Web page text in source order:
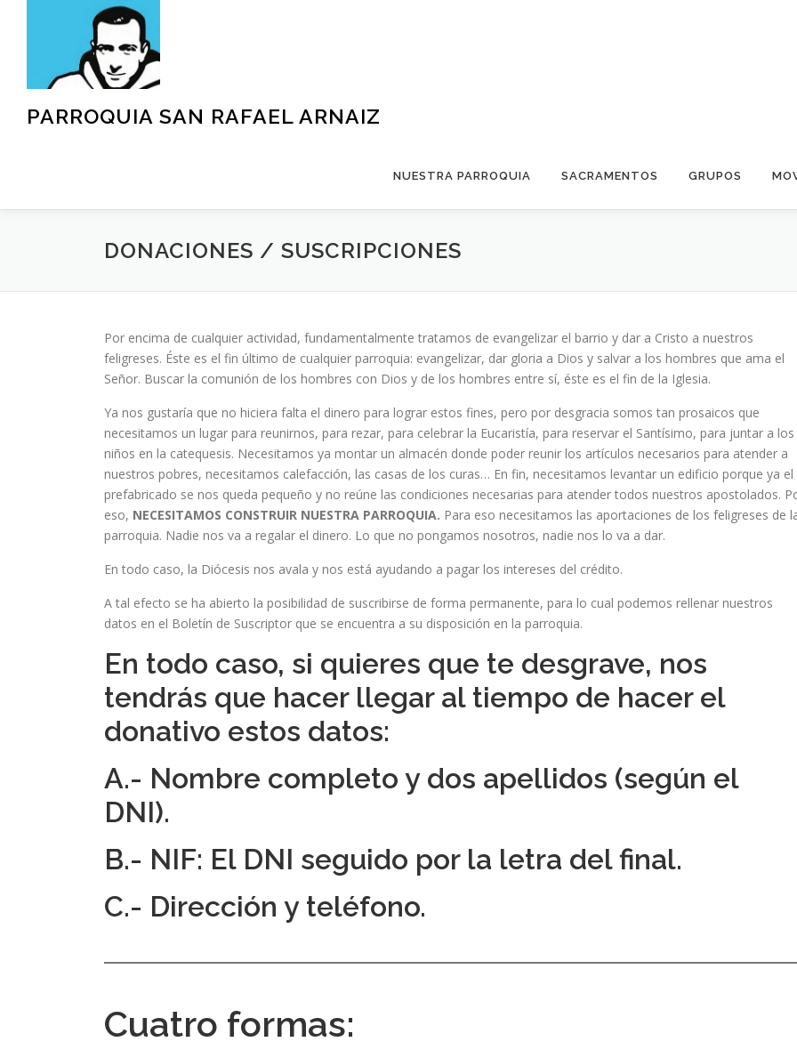
PARROQUIA SAN RAFAEL ARNAIZ
NUESTRA PARROQUIA SACRAMENTOS GRUPOS
DONACIONES / SUSCRIPCIONES
Por encima de cualquier actividad, fundamentalmente tratamos de evangelizar el barrio y dar a Cristo a nuestros
feligreses. Éste es el fin último de cualquier parroquia: evangelizar, dar gloria a Dios y salvar a los hombres que ama el
Señor. Buscar la comunión de los hombres con Dios y de los hombres entre sí, éste es el fin de la Iglesia.
Ya nos gustaría que no hiciera falta el dinero para lograr estos fines, pero por desgracia somos tan prosaicos que
necesitamos un lugar para reunirnos, para rezar, para celebrar la Eucaristía, para reservar el Santísimo, para juntar a los
niños en la catequesis. Necesitamos ya montar un almacén donde poder reunir los artículos necesarios para atender a
nuestros pobres, necesitamos calefacción, las casas de los curas… En fin, necesitamos levantar un edificio porque ya el
prefabricado se nos queda pequeño y no reúne las condiciones necesarias para atender todos nuestros apostolados.
eso, NECESITAMOS CONSTRUIR NUESTRA PARROQUIA. Para eso necesitamos las aportaciones de los feligreses de
parroquia. Nadie nos va a regalar el dinero. Lo que no pongamos nosotros, nadie nos lo va a dar.
En todo caso, la Diócesis nos avala y nos está ayudando a pagar los intereses del crédito.
A tal efecto se ha abierto la posibilidad de suscribirse de forma permanente, para lo cual podemos rellenar nuestros
datos en el Boletín de Suscriptor que se encuentra a su disposición en la parroquia.
En todo caso, si quieres que te desgrave, nos
tendrás que hacer llegar al tiempo de hacer el
donativo estos datos:
A.- Nombre completo y dos apellidos (según el
DNI).
B.- NIF: El DNI seguido por la letra del final.
C.- Dirección y teléfono.
Cuatro formas: